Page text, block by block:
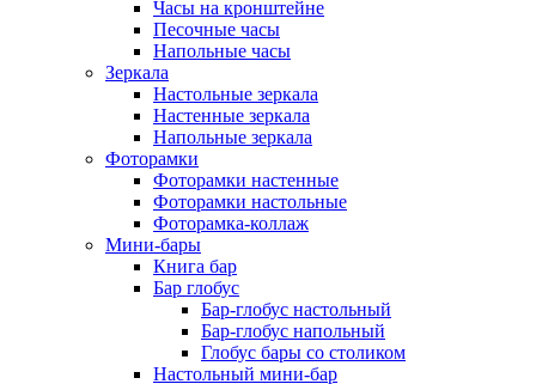
Часы на кронштейне
Песочные часы
Напольные часы
Зеркала
Настольные зеркала
Настенные зеркала
Напольные зеркала
Фоторамки
Фоторамки настенные
Фоторамки настольные
Фоторамка-коллаж
Мини-бары
Книга бар
Бар глобус
Бар-глобус настольный
Бар-глобус напольный
Глобус бары со столиком
Настольный мини-бар